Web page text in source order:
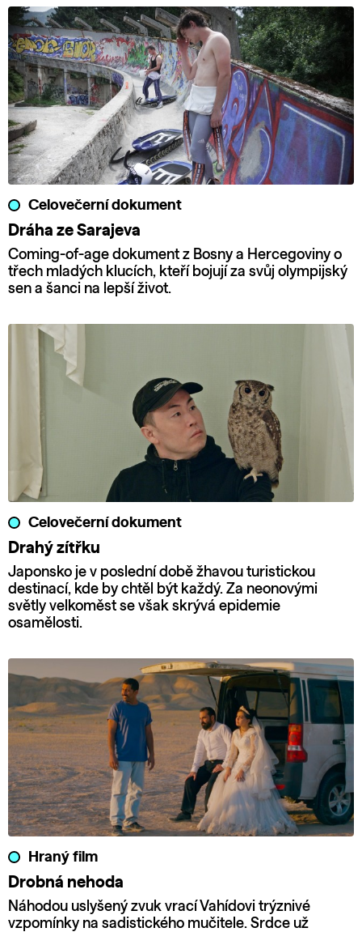
Celovečerní dokument
Dráha ze Sarajeva
Coming-of-age dokument z Bosny a Hercegoviny o
třech mladých klucích, kteří bojují za svůj olympijský
sen a šanci na lepší život.
Celovečerní dokument
Drahý zítřku
Japonsko je v poslední době žhavou turistickou
destinací, kde by chtěl být každý. Za neonovými
světly velkoměst se však skrývá epidemie
osamělosti.
Hraný film
Drobná nehoda
Náhodou uslyšený zvuk vrací Vahídovi trýznivé
vzpomínky na sadistického mučitele. Srdce už